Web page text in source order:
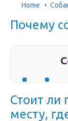
Home
Почему
Стоит ли
месту,